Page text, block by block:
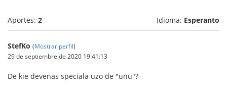
Aportes: 2 Idioma: Esperanto
StefKo (Mostrar perfil)
29 de septiembre de 2020 19:41:13
De kie devenas speciala uzo de "unu"?